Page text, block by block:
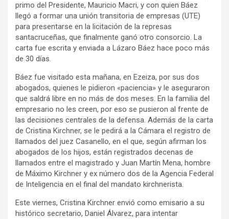
primo del Presidente, Mauricio Macri, y con quien Báez
llegó a formar una unión transitoria de empresas (UTE)
para presentarse en la licitación de la represas
santacruceñas, que finalmente ganó otro consorcio. La
carta fue escrita y enviada a Lázaro Báez hace poco más
de 30 días.
Báez fue visitado esta mañana, en Ezeiza, por sus dos
abogados, quienes le pidieron «paciencia» y le aseguraron
que saldrá libre en no más de dos meses. En la familia del
empresario no les creen, por eso se pusieron al frente de
las decisiones centrales de la defensa. Además de la carta
de Cristina Kirchner, se le pedirá a la Cámara el registro de
llamados del juez Casanello, en el que, según afirman los
abogados de los hijos, están registrados decenas de
llamados entre el magistrado y Juan Martín Mena, hombre
de Máximo Kirchner y ex número dos de la Agencia Federal
de Inteligencia en el final del mandato kirchnerista.
Este viernes, Cristina Kirchner envió como emisario a su
histórico secretario, Daniel Álvarez, para intentar